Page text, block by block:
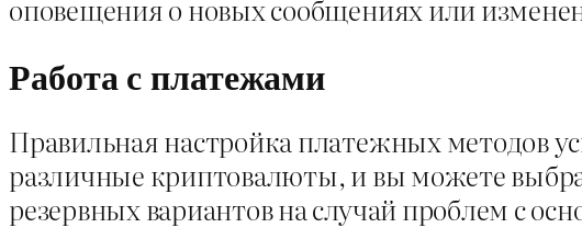
оповещения о новых сообщениях или
Работа с платежами
Правильная настройка платежных методов
различные криптовалюты, и вы можете
резервных вариантов на случай проблем с